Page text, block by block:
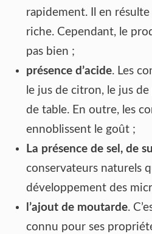
rapidement. Il en
riche. Cependant, le
pas bien ;
présence d’acide. Les
le jus de citron, le jus
de table. En outre, les
ennoblissent le goût ;
La présence de sel, de
conservateurs naturels
développement des
l’ajout de moutarde.
connu pour ses